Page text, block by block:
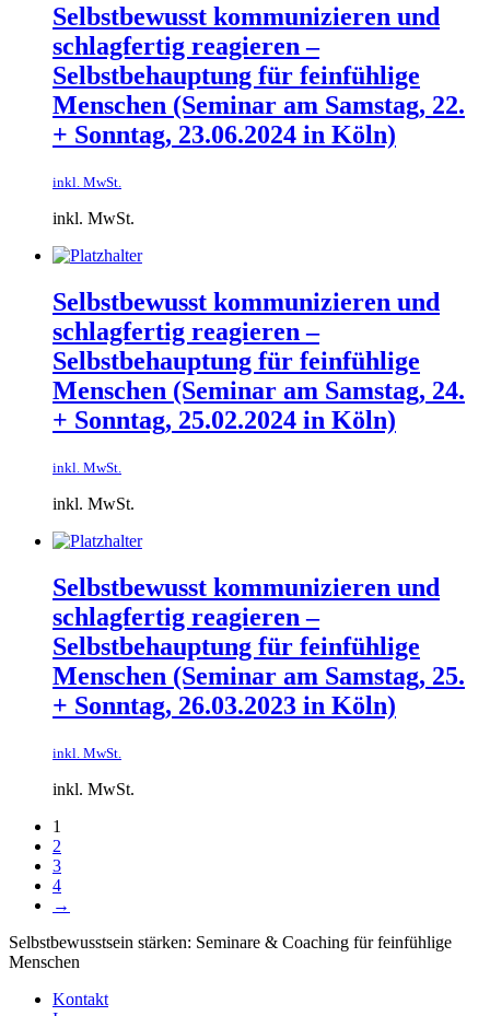
Selbstbewusst kommunizieren und
schlagfertig reagieren –
Selbstbehauptung für feinfühlige
Menschen​ (Seminar am Samstag, 22.
+ Sonntag, 23.06.2024 in Köln)
inkl. MwSt.
inkl. MwSt.
Selbstbewusst kommunizieren und
schlagfertig reagieren –
Selbstbehauptung für feinfühlige
Menschen​ (Seminar am Samstag, 24.
+ Sonntag, 25.02.2024 in Köln)
inkl. MwSt.
inkl. MwSt.
Selbstbewusst kommunizieren und
schlagfertig reagieren –
Selbstbehauptung für feinfühlige
Menschen​ (Seminar am Samstag, 25.
+ Sonntag, 26.03.2023 in Köln)
inkl. MwSt.
inkl. MwSt.
1
2
3
4
→
Selbstbewusstsein stärken: Seminare & Coaching für feinfühlige
Menschen
Kontakt